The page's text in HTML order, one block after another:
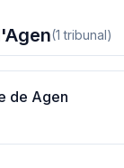
(1 tribunal)
de Agen